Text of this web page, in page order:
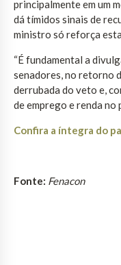
principalmente em um
dá tímidos sinais de
ministro só reforça
“É fundamental a
senadores, no retorno
derrubada do veto e,
de emprego e renda no
Confira a íntegra do
Fonte: Fenacon